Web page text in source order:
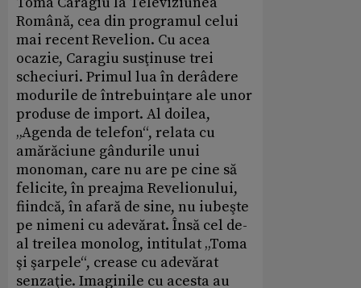
Română, cea din programul celui
mai recent Revelion. Cu acea
ocazie, Caragiu susţinuse trei
scheciuri. Primul lua în derâdere
modurile de întrebuinţare ale unor
produse de import. Al doilea,
„Agenda de telefon“, relata cu
amărăciune gândurile unui
monoman, care nu are pe cine să
felicite, în preajma Revelionului,
fiindcă, în afară de sine, nu iubeşte
pe nimeni cu adevărat. Însă cel de-
al treilea monolog, intitulat „Toma
şi şarpele“, crease cu adevărat
senzaţie. Imaginile cu acesta au